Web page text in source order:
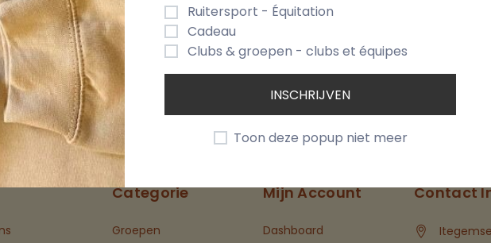
effect (wel heel speciaal en mooi als je het ons vraagt, maar dus subtieler
Categorie
Groepen
Mijn Account
Dashboard
Contact
Ruitersport - Équitation
Cadeau
Clubs & groepen - clubs et équipes
INSCHRIJVEN
Toon deze popup niet meer